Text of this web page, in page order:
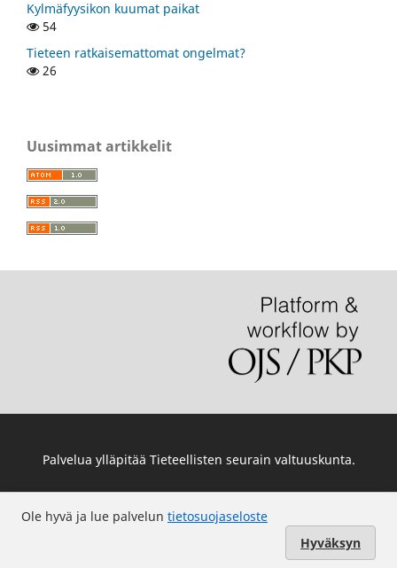
Kylmäfyysikon kuumat paikat
54
Tieteen ratkaisemattomat ongelmat?
26
Uusimmat artikkelit
Ole hyvä ja lue palvelun tietosuojaseloste
Hyväksyn
Palvelua ylläpitää Tieteellisten seurain valtuuskunta.